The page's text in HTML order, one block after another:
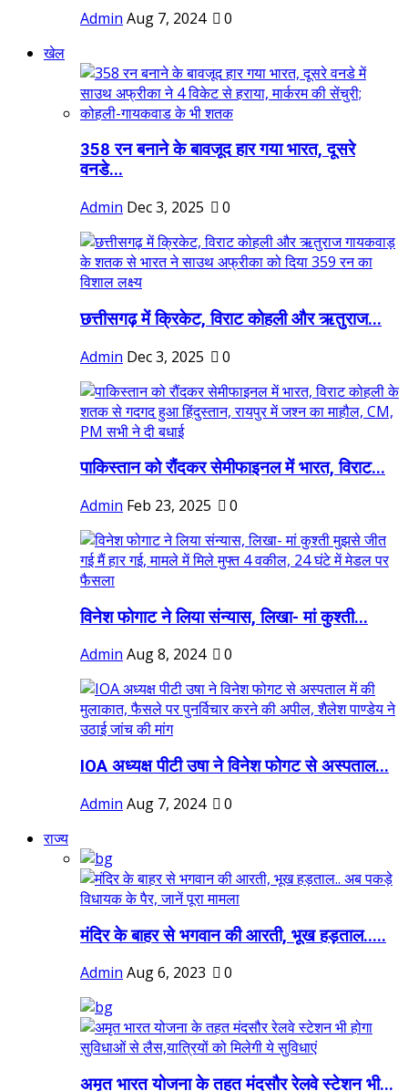
Admin Aug 7, 2024
0
खेल
358 रन बनाने के बावजूद हार गया भारत, दूसरे
वनडे...
Admin Dec 3, 2025 0
छत्तीसगढ़ में क्रिकेट, विराट कोहली और ऋतुराज...
Admin Dec 3, 2025 0
पाकिस्तान को रौंदकर सेमीफाइनल में भारत, विराट...
Admin Feb 23, 2025 0
विनेश फोगाट ने लिया संन्यास, लिखा- मां कुश्ती...
Admin Aug 8, 2024 0
IOA अध्यक्ष पीटी उषा ने विनेश फोगट से अस्पताल...
Admin Aug 7, 2024
0
राज्य
मंदिर के बाहर से भगवान की आरती, भूख हड़ताल.....
Admin Aug 6, 2023 0
अमृत भारत योजना के तहत मंदसौर रेलवे स्टेशन भी...